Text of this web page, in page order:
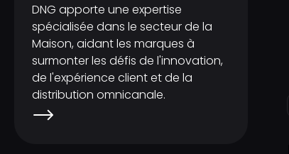
DNG apporte une expertise
spécialisée dans le secteur de la
Maison, aidant les marques à
surmonter les défis de l'innovation,
de l'expérience client et de la
distribution omnicanale.